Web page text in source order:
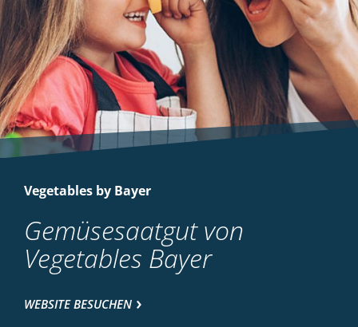
Vegetables by Bayer
Gemüsesaatgut von
Vegetables Bayer
WEBSITE BESUCHEN